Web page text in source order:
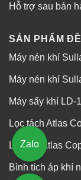
Hỗ trợ sau bán
SẢN PHẨM
Máy nén khí
Máy nén khí
Máy sấy khí LD-
Lọc tách Atlas
Lọc gió Atlas
Bình tích áp khí
Zalo